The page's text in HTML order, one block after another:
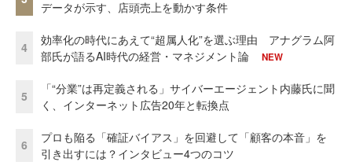
データが示す、店頭売上を動かす条件
4
効率化の時代にあえて“超属人化”を選ぶ理由 アナグラム阿
部氏が語るAI時代の経営・マネジメント論
NEW
5
「“分業”は再定義される」サイバーエージェント内藤氏に聞
く、インターネット広告20年と転換点
6
プロも陥る「確証バイアス」を回避して「顧客の本音」を
引き出すには？インタビュー4つのコツ